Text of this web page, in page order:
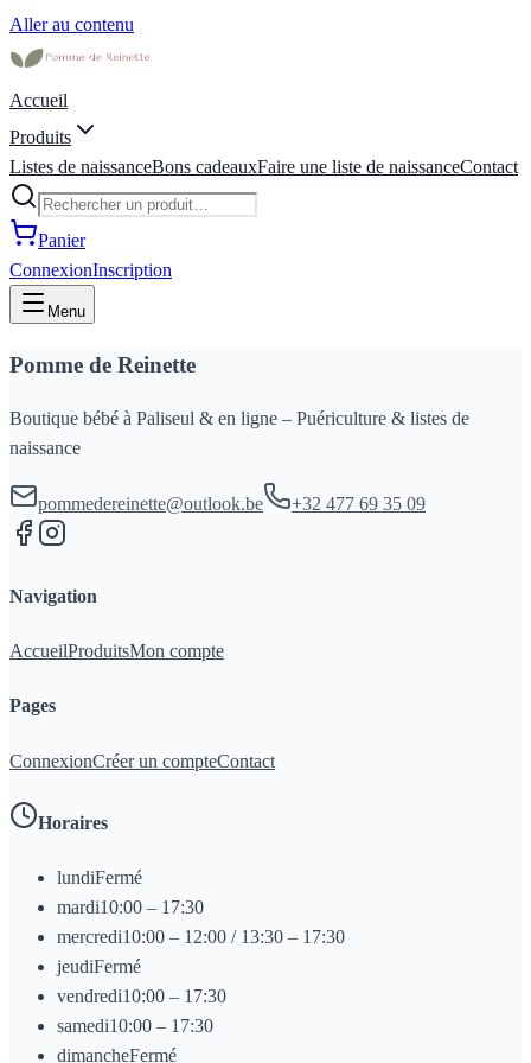
Aller au contenu
Accueil
Produits
Listes de naissanceBons cadeauxFaire une liste de naissanceContact
Panier
ConnexionInscription
Menu
Pomme de Reinette
Boutique bébé à Paliseul & en ligne – Puériculture & listes de
naissance
pommedereinette@outlook.be +32 477 69 35 09
Navigation
AccueilProduitsMon compte
Pages
ConnexionCréer un compteContact
Horaires
lundiFermé
mardi10:00 – 17:30
mercredi10:00 – 12:00 / 13:30 – 17:30
jeudiFermé
vendredi10:00 – 17:30
samedi10:00 – 17:30
dimancheFermé